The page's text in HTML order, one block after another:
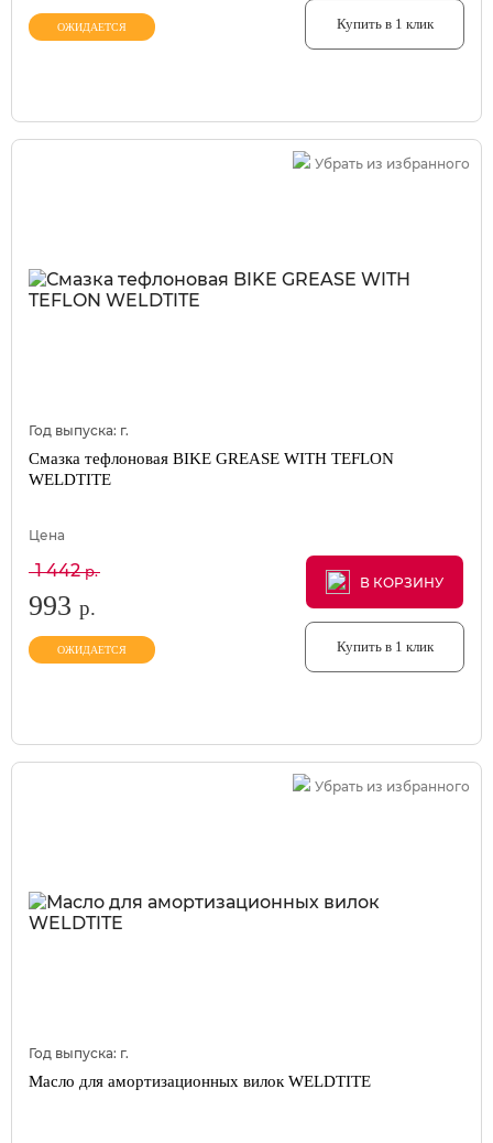
ОЖИДАЕТСЯ Купить в 1 клик
Убрать из избранного
Год выпуска: г.
Смазка тефлоновая BIKE GREASE WITH TEFLON
WELDTITE
Цена
1 442р.
993 р.
ОЖИДАЕТСЯ
В КОРЗИНУ
В КОРЗИНУ
В КОРЗИНУ
Купить в 1 клик
Убрать из избранного
Год выпуска: г.
Масло для амортизационных вилок WELDTITE